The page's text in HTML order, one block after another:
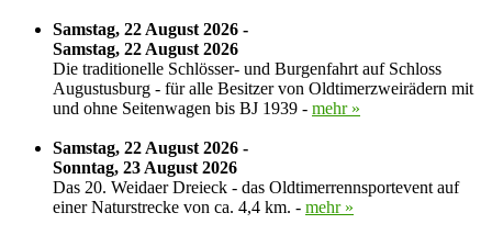
Samstag, 22 August 2026 -
Samstag, 22 August 2026
Die traditionelle Schlösser- und Burgenfahrt auf Schloss
Augustusburg - für alle Besitzer von Oldtimerzweirädern mit
und ohne Seitenwagen bis BJ 1939 - mehr »
Samstag, 22 August 2026 -
Sonntag, 23 August 2026
Das 20. Weidaer Dreieck - das Oldtimerrennsportevent auf
einer Naturstrecke von ca. 4,4 km. - mehr »